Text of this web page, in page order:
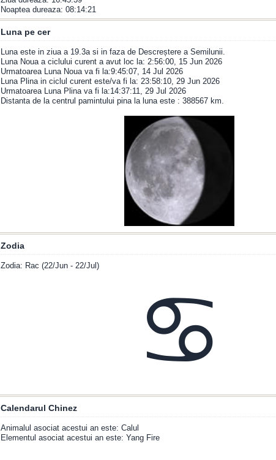
Noaptea dureaza: 08:14:21
Luna pe cer
Luna este in ziua a 19.3a si in faza de Descreștere a Semilunii.
Luna Noua a ciclului curent a avut loc la: 2:56:00, 15 Jun 2026
Urmatoarea Luna Noua va fi la:9:45:07, 14 Jul 2026
Luna Plina in ciclul curent este/va fi la: 23:58:10, 29 Jun 2026
Urmatoarea Luna Plina va fi la:14:37:11, 29 Jul 2026
Distanta de la centrul pamintului pina la luna este : 388567 km.
Zodia
Zodia: Rac (22/Jun - 22/Jul)
♋
Calendarul Chinez
Animalul asociat acestui an este: Calul
Elementul asociat acestui an este: Yang Fire